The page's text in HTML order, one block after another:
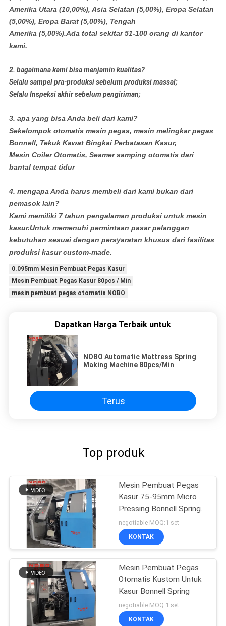
Amerika Utara (10,00%), Asia Selatan (5,00%), Eropa Selatan
(5,00%), Eropa Barat (5,00%), Tengah
Amerika (5,00%).Ada total sekitar 51-100 orang di kantor
kami.
2. bagaimana kami bisa menjamin kualitas?
Selalu sampel pra-produksi sebelum produksi massal;
Selalu Inspeksi akhir sebelum pengiriman;
3. apa yang bisa Anda beli dari kami?
Sekelompok otomatis mesin pegas, mesin melingkar pegas
Bonnell, Tekuk Kawat Bingkai Perbatasan Kasur,
Mesin Coiler Otomatis, Seamer samping otomatis dari
bantal tempat tidur
4. mengapa Anda harus membeli dari kami bukan dari
pemasok lain?
Kami memiliki 7 tahun pengalaman produksi untuk mesin
kasur.Untuk memenuhi permintaan pasar pelanggan
kebutuhan sesuai dengan persyaratan khusus dari fasilitas
produksi kasur custom-made.
0.095mm Mesin Pembuat Pegas Kasur
Mesin Pembuat Pegas Kasur 80pcs / Min
mesin pembuat pegas otomatis NOBO
Dapatkan Harga Terbaik untuk
NOBO Automatic Mattress Spring
Making Machine 80pcs/Min
Terus
Top produk
Mesin Pembuat Pegas
Kasur 75-95mm Micro
Pressing Bonnell Spring
Machinery
negotiable MOQ:1 set
KONTAK
Mesin Pembuat Pegas
Otomatis Kustom Untuk
Kasur Bonnell Spring
negotiable MOQ:1 set
KONTAK